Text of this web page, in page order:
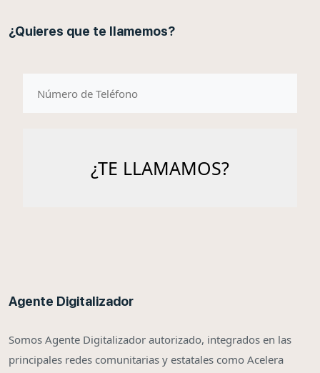
¿Quieres que te llamemos?
Agente Digitalizador
Somos Agente Digitalizador autorizado, integrados en las
principales redes comunitarias y estatales como Acelera